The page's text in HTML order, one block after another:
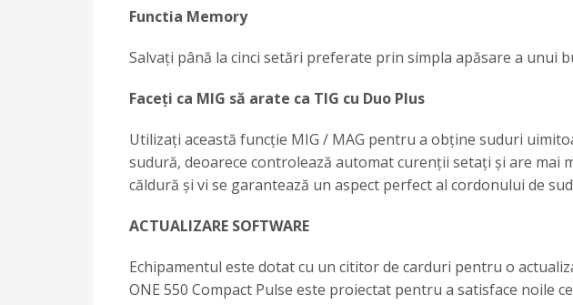
Functia Memory
Salvați până la cinci setări preferate prin simpla apăsare a unui
Faceți ca MIG să arate ca TIG cu Duo Plus
Utilizați această funcție MIG / MAG pentru a obține suduri
sudură, deoarece controlează automat curenții setați și are mai
căldură și vi se garantează un aspect perfect al cordonului de
ACTUALIZARE SOFTWARE
Echipamentul este dotat cu un cititor de carduri pentru o
ONE 550 Compact Pulse este proiectat pentru a satisface noile